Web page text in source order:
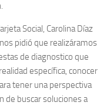
Social, Carolina Díaz
pidió que realizáramos
de diagnostico que
específica, conocer
tener una perspectiva
de buscar soluciones a